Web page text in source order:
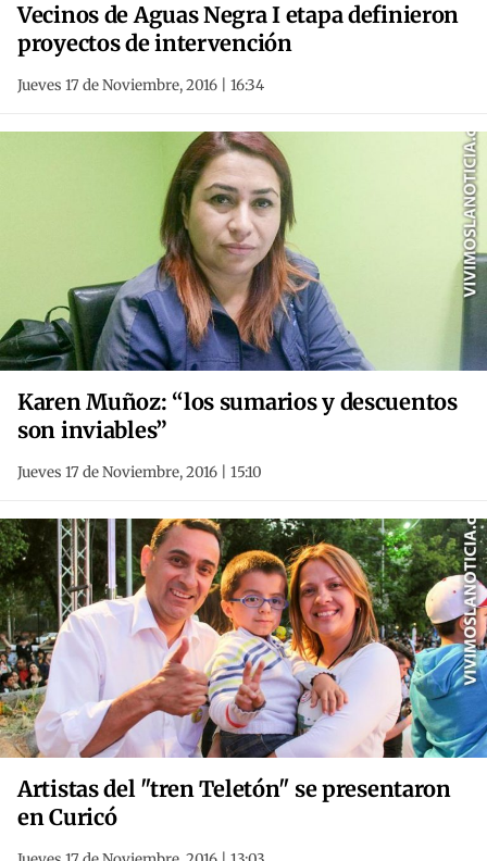
Vecinos de Aguas Negra I etapa definieron
proyectos de intervención
Jueves 17 de Noviembre, 2016 | 16:34
Karen Muñoz: “los sumarios y descuentos
son inviables”
Jueves 17 de Noviembre, 2016 | 15:10
Artistas del "tren Teletón" se presentaron
en Curicó